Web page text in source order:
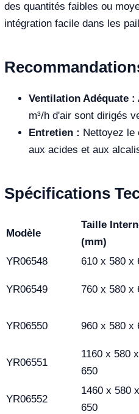
des quantités faibles ou
intégration facile dans les
Ventilation Adéquate :
m³/h d'air sont dirigés
Entretien : Nettoyez le
aux acides et aux
Spécifications
Modèle
Taille
(mm)
YR06548
610 x 580 x
YR06549 760 x 580 x
YR06550 960 x 580 x
YR06551
1160 x 580 x
650
YR06552
1460 x 580 x
650